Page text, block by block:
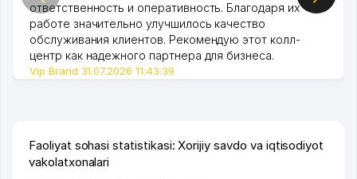
ответственность и оперативность. Благодаря их
работе значительно улучшилось качество
обслуживания клиентов. Рекомендую этот колл-
центр как надежного партнера для бизнеса.
Vip Brand 31.07.2026 11:43:39
Faoliyat sohasi statistikasi: Xorijiy savdo va iqtisodiyot
vakolatxonalari